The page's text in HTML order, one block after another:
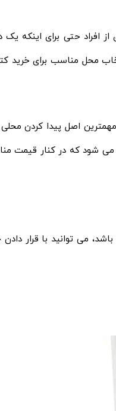
از افراد حتی برای اینکه
محل مناسب برای خرید
اصل پیدا کردن محلی
شود که در کنار قیمت
می توانید با قرار